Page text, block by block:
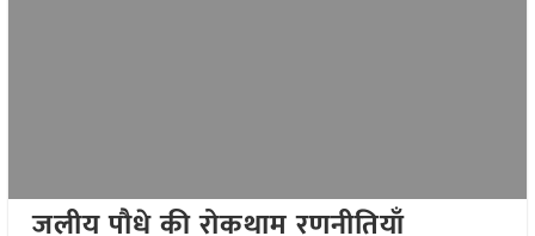
जलीय पौधे की रोकथाम रणनीतियाँ